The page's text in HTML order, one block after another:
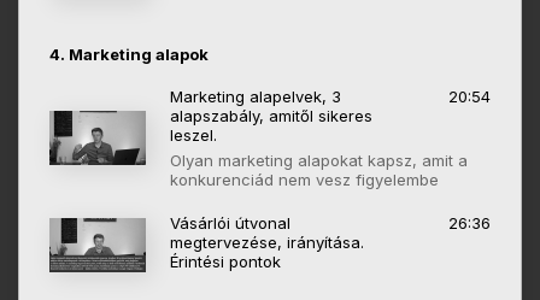
4. Marketing alapok
Marketing alapelvek, 3
alapszabály, amitől sikeres
leszel.
20:54
Olyan marketing alapokat kapsz, amit a
konkurenciád nem vesz figyelembe
Vásárlói útvonal
megtervezése, irányítása.
Érintési pontok
26:36